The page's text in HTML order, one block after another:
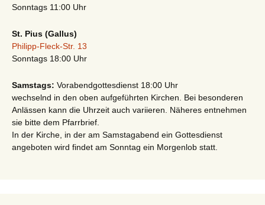
Sonntags 11:00 Uhr
St. Pius (Gallus)
Philipp-Fleck-Str. 13
Sonntags 18:00 Uhr
Samstags: Vorabendgottesdienst 18:00 Uhr
wechselnd in den oben aufgeführten Kirchen. Bei besonderen
Anlässen kann die Uhrzeit auch variieren. Näheres entnehmen
sie bitte dem Pfarrbrief.
In der Kirche, in der am Samstagabend ein Gottesdienst
angeboten wird findet am Sonntag ein Morgenlob statt.